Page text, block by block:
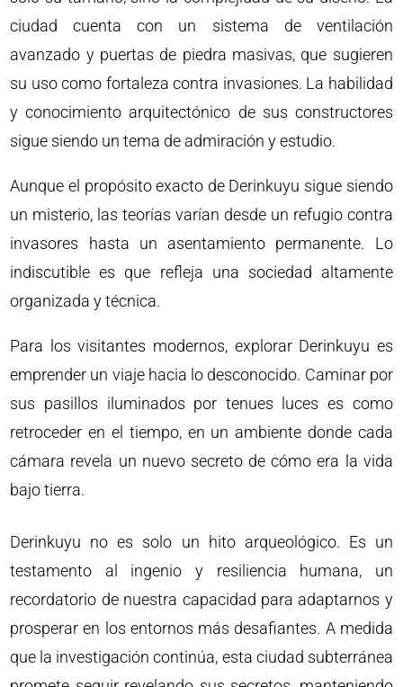
ciudad cuenta con un sistema de ventilación
avanzado y puertas de piedra masivas, que sugieren
su uso como fortaleza contra invasiones. La habilidad
y conocimiento arquitectónico de sus constructores
sigue siendo un tema de admiración y estudio.
Aunque el propósito exacto de Derinkuyu sigue siendo
un misterio, las teorías varían desde un refugio contra
invasores hasta un asentamiento permanente. Lo
indiscutible es que refleja una sociedad altamente
organizada y técnica.
Para los visitantes modernos, explorar Derinkuyu es
emprender un viaje hacia lo desconocido. Caminar por
sus pasillos iluminados por tenues luces es como
retroceder en el tiempo, en un ambiente donde cada
cámara revela un nuevo secreto de cómo era la vida
bajo tierra.
Derinkuyu no es solo un hito arqueológico. Es un
testamento al ingenio y resiliencia humana, un
recordatorio de nuestra capacidad para adaptarnos y
prosperar en los entornos más desafiantes. A medida
que la investigación continúa, esta ciudad subterránea